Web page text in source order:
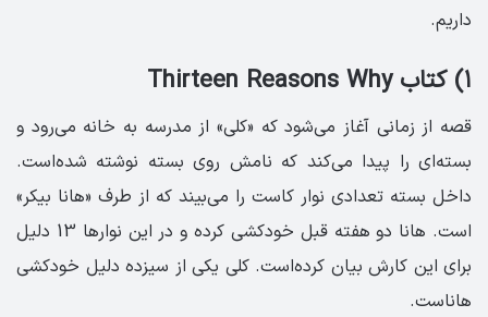
داریم.
۱) کتاب Thirteen Reasons Why
قصه از زمانی آغاز می‌شود که «کلی» از مدرسه به خانه می‌رود و
بسته‌ای را پیدا می‌کند که نامش روی بسته نوشته شد‌ه‌است.
داخل بسته تعدادی نوار کاست را می‌بیند که از طرف «هانا بیکر»
است. هانا دو هفته قبل خودکشی کرده و در این نوارها 13 دلیل
برای این کارش بیان کرده‌است. کلی یکی از سیزده دلیل خودکشی
هاناست.